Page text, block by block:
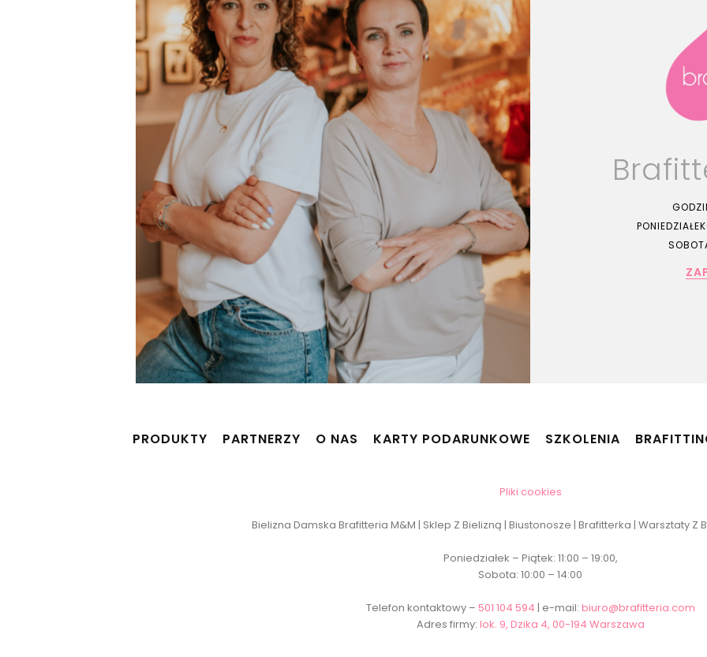
PRODUKTY PARTNERZY O NAS KARTY PODARUNKOWE SZKOLENIA
Pliki cookies
Bielizna Damska Brafitteria M&M | Sklep Z Bielizną | Biustonosze | Brafitterka | Warsztaty Z
Poniedziałek – Piątek: 11:00 – 19:00,
Sobota: 10:00 – 14:00
Telefon kontaktowy – 501 104 594 | e-mail: biuro@brafitteria.com
Adres firmy: lok. 9, Dzika 4, 00-194 Warszawa